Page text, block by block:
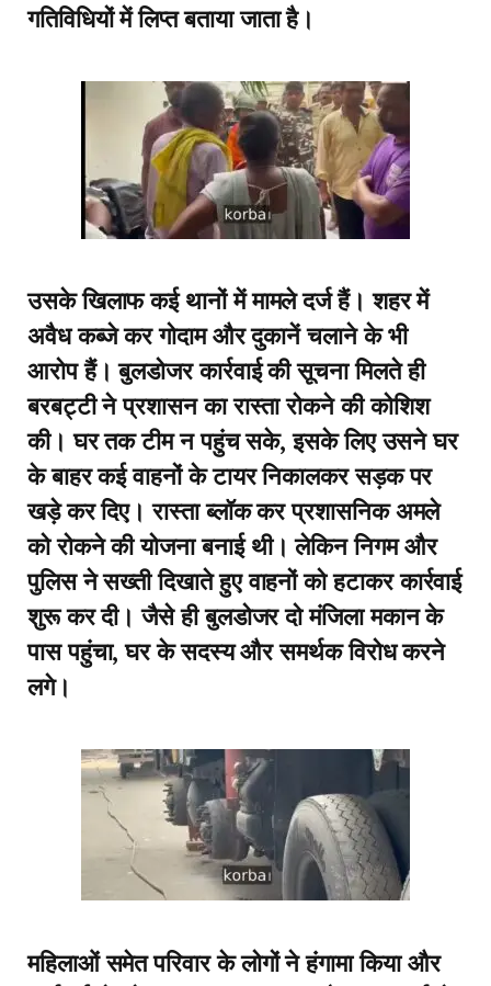
गतिविधियों में लिप्त बताया जाता है।
उसके खिलाफ कई थानों में मामले दर्ज हैं। शहर में
अवैध कब्जे कर गोदाम और दुकानें चलाने के भी
आरोप हैं। बुलडोजर कार्रवाई की सूचना मिलते ही
बरबट्टी ने प्रशासन का रास्ता रोकने की कोशिश
की। घर तक टीम न पहुंच सके, इसके लिए उसने घर
के बाहर कई वाहनों के टायर निकालकर सड़क पर
खड़े कर दिए। रास्ता ब्लॉक कर प्रशासनिक अमले
को रोकने की योजना बनाई थी। लेकिन निगम और
पुलिस ने सख्ती दिखाते हुए वाहनों को हटाकर कार्रवाई
शुरू कर दी। जैसे ही बुलडोजर दो मंजिला मकान के
पास पहुंचा, घर के सदस्य और समर्थक विरोध करने
लगे।
महिलाओं समेत परिवार के लोगों ने हंगामा किया और